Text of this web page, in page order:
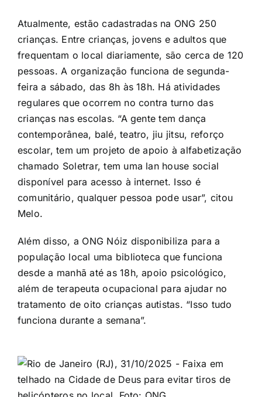
Atualmente, estão cadastradas na ONG 250
crianças. Entre crianças, jovens e adultos que
frequentam o local diariamente, são cerca de 120
pessoas. A organização funciona de segunda-
feira a sábado, das 8h às 18h. Há atividades
regulares que ocorrem no contra turno das
crianças nas escolas. “A gente tem dança
contemporânea, balé, teatro, jiu jitsu, reforço
escolar, tem um projeto de apoio à alfabetização
chamado Soletrar, tem uma lan house social
disponível para acesso à internet. Isso é
comunitário, qualquer pessoa pode usar”, citou
Melo.
Além disso, a ONG Nóiz disponibiliza para a
população local uma biblioteca que funciona
desde a manhã até as 18h, apoio psicológico,
além de terapeuta ocupacional para ajudar no
tratamento de oito crianças autistas. “Isso tudo
funciona durante a semana”.